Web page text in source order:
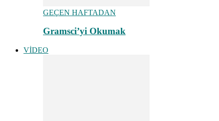
GEÇEN HAFTADAN
Gramsci’yi Okumak
VİDEO